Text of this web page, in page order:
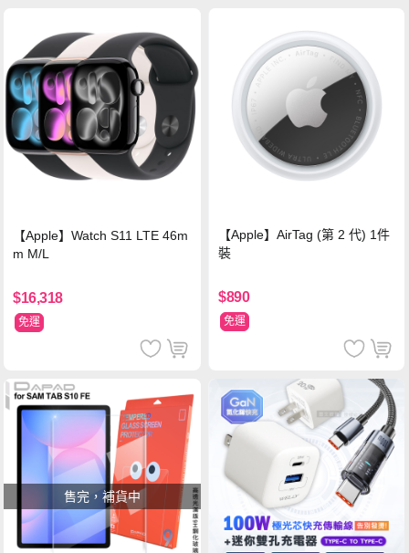
【Apple】Watch S11 LTE 46m
m M/L
$16,318
免運
【Apple】AirTag (第 2 代) 1件
裝
$890
免運
售完，補貨中